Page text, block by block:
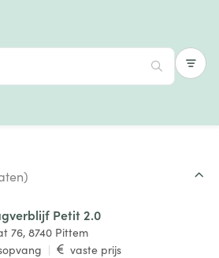
Petit 2.0
76, 8740 Pittem
| vaste prijs